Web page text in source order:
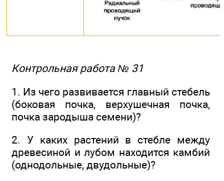
Контрольная работа № 31
1. Из чего развивается главный стебель
(боковая почка, верхушечная почка,
почка зародыша семени)?
2. У каких растений в стебле между
древесиной и лубом находится камбий
(однодольные, двудольные)?